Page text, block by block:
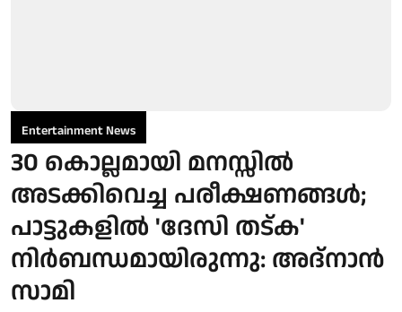
Entertainment News
30 കൊല്ലമായി മനസ്സിൽ
അടക്കിവെച്ച പരീക്ഷണങ്ങൾ;
പാട്ടുകളിൽ 'ദേസി തട്ക'
നിർബന്ധമായിരുന്നു: അദ്നാൻ
സാമി